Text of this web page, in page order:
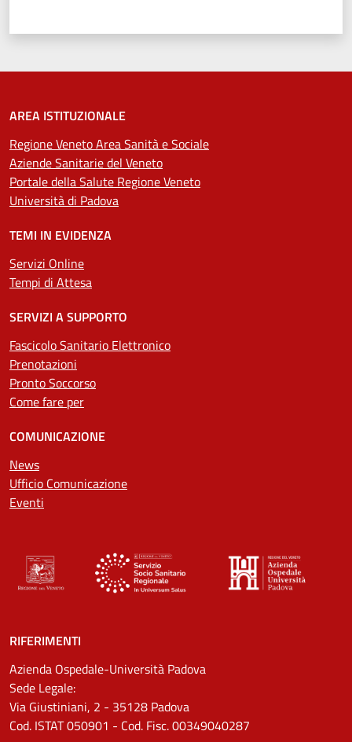
AREA ISTITUZIONALE
Regione Veneto Area Sanità e Sociale
Aziende Sanitarie del Veneto
Portale della Salute Regione Veneto
Università di Padova
TEMI IN EVIDENZA
Servizi Online
Tempi di Attesa
SERVIZI A SUPPORTO
Fascicolo Sanitario Elettronico
Prenotazioni
Pronto Soccorso
Come fare per
COMUNICAZIONE
News
Ufficio Comunicazione
Eventi
RIFERIMENTI
Azienda Ospedale-Università Padova
Sede Legale:
Via Giustiniani, 2 - 35128 Padova
Cod. ISTAT 050901 - Cod. Fisc. 00349040287